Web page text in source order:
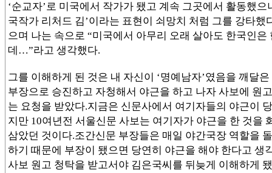
‘순교자’로 미국에서 작가가 됐고 계속 그곳에서 활동했으
국작가 리처드 김’이라는 표현이 쇠망치 처럼 그를 강타했
으며 나는 속으로 “미국에서 아무리 오래 살아도 한국인은
데…”라고 생각했다.
그를 이해하게 된 것은 내 자신이 ‘명예남자’였음을 깨달
부장으로 승진하고 자청해서 야근을 하고 나자 사보에 원
는 요청을 받았다.지금은 신문사에서 여기자들의 야근이
지만 10여년전 서울신문 사보는 여기자가 야근을 한 것을
삼았던 것이다.조간신문 부장들은 매일 야간국장 역할을
하기 때문에 부장이 됐으면 당연히 야근을 해야 한다고 생
사보 원고 청탁을 받고서야 김은국씨를 뒤늦게 이해하게